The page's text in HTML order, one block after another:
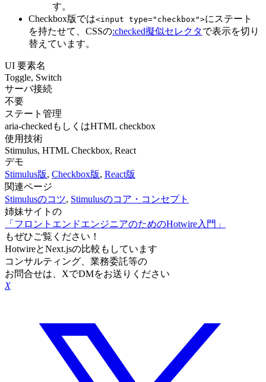
す。
Checkbox版では<input type="checkbox">にステート
を持たせて、CSSの:checked擬似セレクタで表示を切り
替えています。
UI 要素名
Toggle, Switch
サーバ接続
不要
ステート管理
aria-checkedもしくはHTML checkbox
使用技術
Stimulus, HTML Checkbox, React
デモ
Stimulus版, Checkbox版, React版
関連ページ
Stimulusのコツ, Stimulusのコア・コンセプト
姉妹サイトの
「フロントエンドエンジニアのためのHotwire入門」
もぜひご覧ください！
HotwireとNext.jsの比較もしています
コンサルティング、業務委託等の
お問合せは、XでDMをお送りください
X